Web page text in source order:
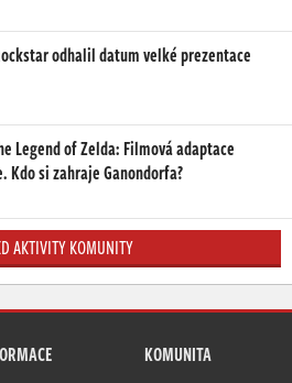
odhalil datum velké prezentace
Legend of Zelda: Filmová adaptace
Kdo si zahraje Ganondorfa?
AKTIVITY KOMUNITY
KOMUNITA